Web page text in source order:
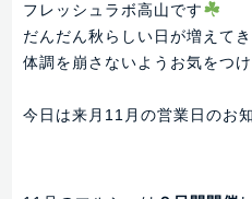
フレッシュラボ高山です
だんだん秋らしい日が増えて
体調を崩さないようお気をつ
今日は来月11月の営業日のお